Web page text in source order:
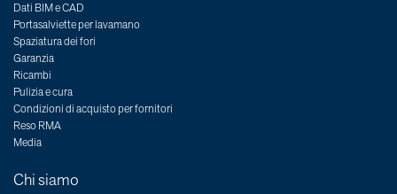
Dati BIM e CAD
Portasalviette per lavamano
Spaziatura dei fori
Garanzia
Ricambi
Pulizia e cura
Condizioni di acquisto per fornitori
Reso RMA
Media
Chi siamo